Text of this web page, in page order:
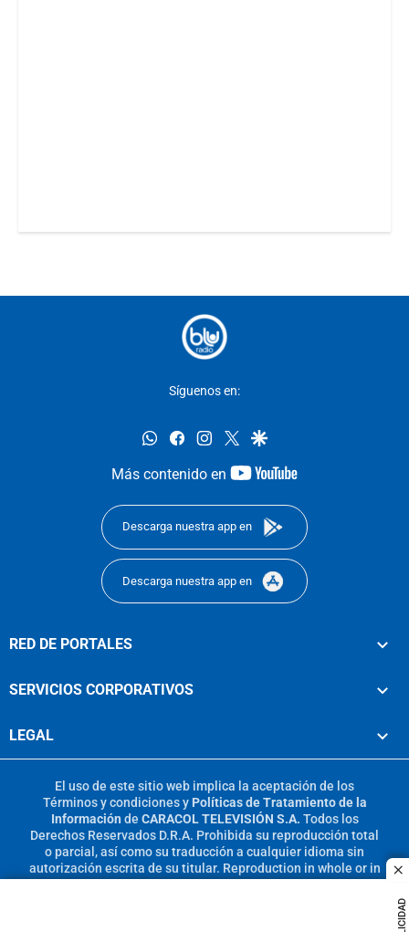
Síguenos en:
whatsappfacebookinstagram
twittergoogle
Más contenido en
youtube-
Descarga nuestra app en
Descarga nuestra app en
RED DE PORTALES
SERVICIOS CORPORATIVOS
LEGAL
El uso de este sitio web implica la aceptación de los
Términos y condicionesy Políticas de Tratamiento de la
Información de CARACOL TELEVISIÓN S.A. Todos los
Derechos Reservados D.R.A. Prohibida su reproducción total
o parcial, así como su traducción a cualquier idioma sin
autorización escrita de su titular. Reproduction in whole or in